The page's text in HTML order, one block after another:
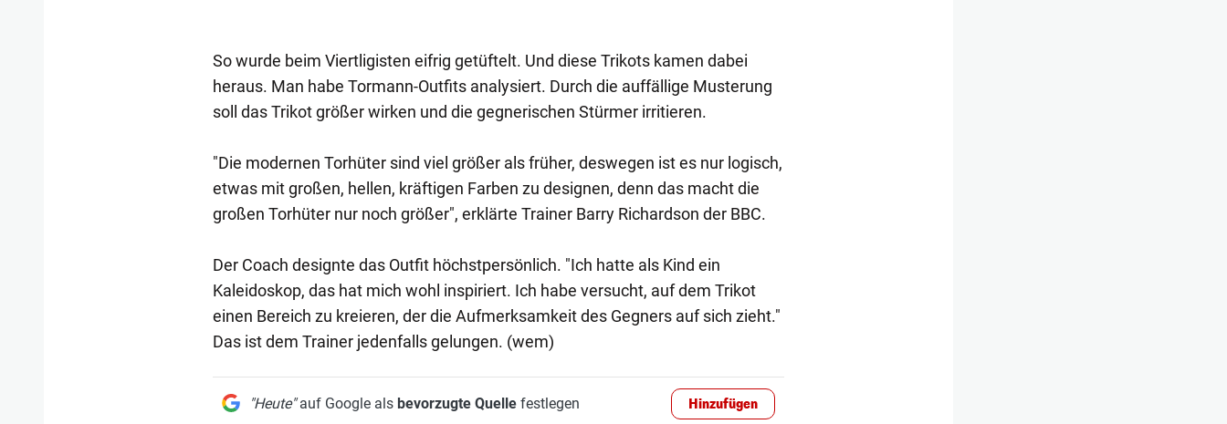
So wurde beim Viertligisten eifrig getüftelt. Und diese Trikots kamen dabei
heraus. Man habe Tormann-Outfits analysiert. Durch die auffällige Musterung
soll das Trikot größer wirken und die gegnerischen Stürmer irritieren.
"Die modernen Torhüter sind viel größer als früher, deswegen ist es nur logisch,
etwas mit großen, hellen, kräftigen Farben zu designen, denn das macht die
großen Torhüter nur noch größer", erklärte Trainer Barry Richardson der BBC.
Der Coach designte das Outfit höchstpersönlich. "Ich hatte als Kind ein
Kaleidoskop, das hat mich wohl inspiriert. Ich habe versucht, auf dem Trikot
einen Bereich zu kreieren, der die Aufmerksamkeit des Gegners auf sich zieht."
Das ist dem Trainer jedenfalls gelungen. (wem)
"Heute"auf Google als bevorzugte Quellefestlegen Hinzufügen